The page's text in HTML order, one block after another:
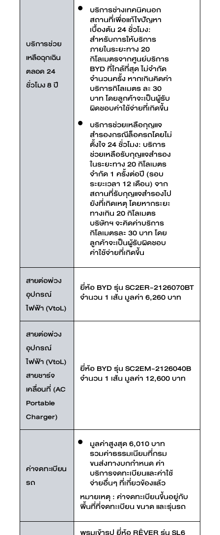
บริการช่วย
เหลือฉุกเฉิน
ตลอด 24
ชั่วโมง 8 ปี
บริการช่างเทคนิคนอก
สถานที่เพื่อแก้ไขปัญหา
เบื้องต้น 24 ชั่วโมง:
สำหรับการให้บริการ
ภายในระยะทาง 20
กิโลเมตรจากศูนย์บริการ
BYD ที่ใกล้ที่สุด ไม่จำกัด
จำนวนครั้ง หากเกินคิดค่า
บริการกิโลเมตร ละ 30
บาท โดยลูกค้าจะเป็นผู้รับ
ผิดชอบค่าใช้จ่ายที่เกิดขึ้น
บริการช่วยเหลือกุญแจ
สำรองกรณีล็อครถโดยไม่
ตั้งใจ 24 ชั่วโมง: บริการ
ช่วยเหลือรับกุญแจสำรอง
ในระยะทาง 20 กิโลเมตร
จำกัด 1 ครั้งต่อปี (รอบ
ระยะเวลา 12 เดือน) จาก
สถานที่รับกุญแจสำรองไป
ยังที่เกิดเหตุ โดยหากระยะ
ทางเกิน 20 กิโลเมตร
บริษัทฯ จะคิดค่าบริการ
กิโลเมตรละ 30 บาท โดย
ลูกค้าจะเป็นผู้รับผิดชอบ
ค่าใช้จ่ายที่เกิดขึ้น
สายต่อพ่วง
อุปกรณ์
ไฟฟ้า (VtoL)
ยี่ห้อ BYD รุ่น SC2ER-2126070BT
จำนวน 1 เส้น มูลค่า 6,260 บาท
สายต่อพ่วง
อุปกรณ์
ไฟฟ้า (VtoL)
สายชาร์จ
เคลื่อนที่ (AC
Portable
Charger)
ยี่ห้อ BYD รุ่น SC2EM-2126040B
จำนวน 1 เส้น มูลค่า 12,600 บาท
ค่าจดทะเบียน
รถ
มูลค่าสูงสุด 6,010 บาท
รวมค่าธรรมเนียมที่กรม
ขนส่งทางบกกำหนด ค่า
บริการจดทะเบียนและค่าใช้
จ่ายอื่นๆ ที่เกี่ยวข้องแล้ว
หมายเหตุ : ค่าจดทะเบียนขึ้นอยู่กับ
พื้นที่ที่จดทะเบียน ขนาด และรุ่นรถ
พรมเข้ารูป ยี่ห้อ RÊVER รุ่น SL6